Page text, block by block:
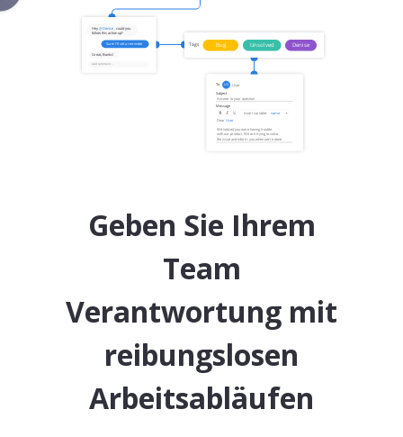
Geben Sie Ihrem
Team
Verantwortung mit
reibungslosen
Arbeitsabläufen